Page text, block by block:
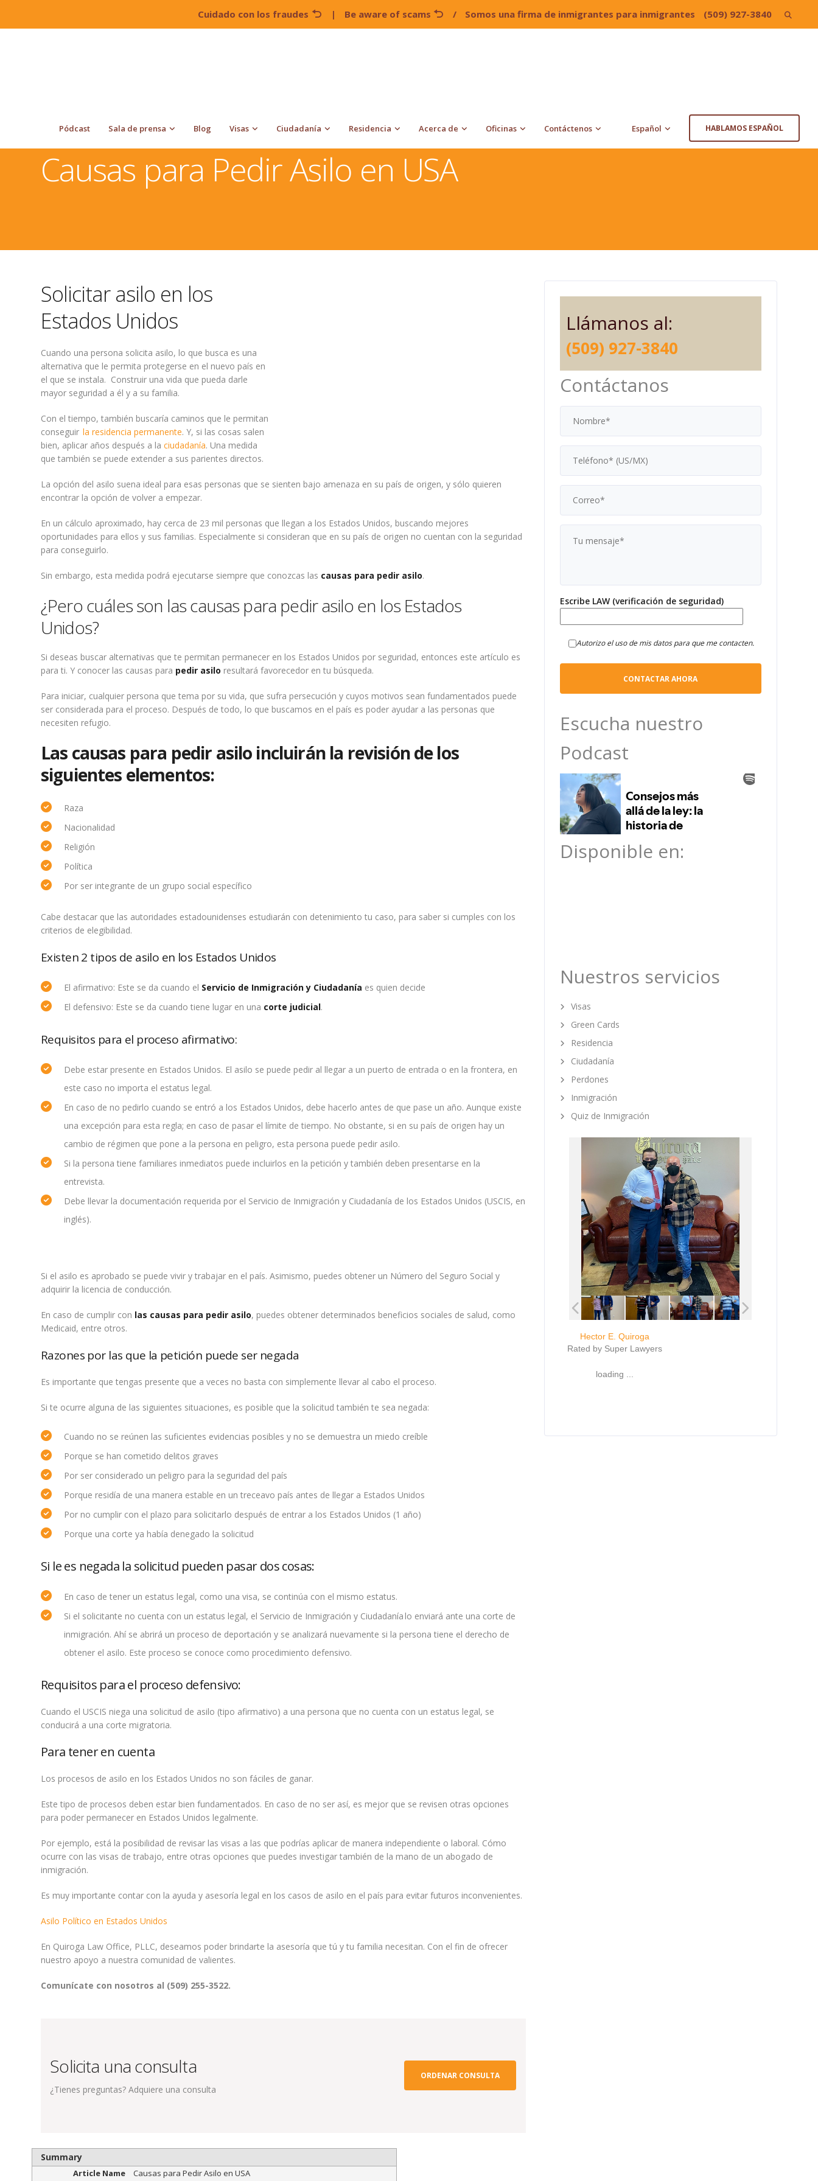
Cuidado con los fraudes | Be aware of scams / Somos una firma de inmigrantes para inmigrantes (509) 927-3840 Search
Pódcast Sala de prensa Blog Visas Ciudadanía Residencia Acerca de Oficinas Contáctenos Español HABLAMOS ESPAÑOL
Quiroga Law Office, PLLC Causas para Pedir Asilo en USA
Causas para Pedir Asilo en USA
Solicitar asilo en los
Estados Unidos
Cuando una persona solicita asilo, lo que busca es una
alternativa que le permita protegerse en el nuevo país en
el que se instala. Construir una vida que pueda darle
mayor seguridad a él y a su familia.
Con el tiempo, también buscaría caminos que le permitan
conseguir la residencia permanente. Y, si las cosas salen
bien, aplicar años después a la ciudadanía. Una medida
que también se puede extender a sus parientes directos.
La opción del asilo suena ideal para esas personas que se sienten bajo amenaza en su país de origen, y sólo quieren
encontrar la opción de volver a empezar.
En un cálculo aproximado, hay cerca de 23 mil personas que llegan a los Estados Unidos, buscando mejores
oportunidades para ellos y sus familias. Especialmente si consideran que en su país de origen no cuentan con la seguridad
para conseguirlo.
Sin embargo, esta medida podrá ejecutarse siempre que conozcas las causas para pedir asilo.
¿Pero cuáles son las causas para pedir asilo en los Estados
Unidos?
Si deseas buscar alternativas que te permitan permanecer en los Estados Unidos por seguridad, entonces este artículo es
para ti. Y conocer las causas para pedir asilo resultará favorecedor en tu búsqueda.
Para iniciar, cualquier persona que tema por su vida, que sufra persecución y cuyos motivos sean fundamentados puede
ser considerada para el proceso. Después de todo, lo que buscamos en el país es poder ayudar a las personas que
necesiten refugio.
Las causas para pedir asilo incluirán la revisión de los
siguientes elementos:
Raza
Nacionalidad
Religión
Política
Por ser integrante de un grupo social específico
Cabe destacar que las autoridades estadounidenses estudiarán con detenimiento tu caso, para saber si cumples con los
criterios de elegibilidad.
Existen 2 tipos de asilo en los Estados Unidos
El afirmativo: Este se da cuando el Servicio de Inmigración y Ciudadanía es quien decide
El defensivo: Este se da cuando tiene lugar en una corte judicial.
Requisitos para el proceso afirmativo:
Debe estar presente en Estados Unidos. El asilo se puede pedir al llegar a un puerto de entrada o en la frontera, en
este caso no importa el estatus legal.
En caso de no pedirlo cuando se entró a los Estados Unidos, debe hacerlo antes de que pase un año. Aunque existe
una excepción para esta regla; en caso de pasar el límite de tiempo. No obstante, si en su país de origen hay un
cambio de régimen que pone a la persona en peligro, esta persona puede pedir asilo.
Si la persona tiene familiares inmediatos puede incluirlos en la petición y también deben presentarse en la
entrevista.
Debe llevar la documentación requerida por el Servicio de Inmigración y Ciudadanía de los Estados Unidos (USCIS, en
inglés).
Si el asilo es aprobado se puede vivir y trabajar en el país. Asimismo, puedes obtener un Número del Seguro Social y
adquirir la licencia de conducción.
En caso de cumplir con las causas para pedir asilo, puedes obtener determinados beneficios sociales de salud, como
Medicaid, entre otros.
Razones por las que la petición puede ser negada
Es importante que tengas presente que a veces no basta con simplemente llevar al cabo el proceso.
Si te ocurre alguna de las siguientes situaciones, es posible que la solicitud también te sea negada:
Cuando no se reúnen las suficientes evidencias posibles y no se demuestra un miedo creíble
Porque se han cometido delitos graves
Por ser considerado un peligro para la seguridad del país
Porque residía de una manera estable en un treceavo país antes de llegar a Estados Unidos
Por no cumplir con el plazo para solicitarlo después de entrar a los Estados Unidos (1 año)
Porque una corte ya había denegado la solicitud
Si le es negada la solicitud pueden pasar dos cosas:
En caso de tener un estatus legal, como una visa, se continúa con el mismo estatus.
Si el solicitante no cuenta con un estatus legal, el Servicio de Inmigración y Ciudadanía lo enviará ante una corte de
inmigración. Ahí se abrirá un proceso de deportación y se analizará nuevamente si la persona tiene el derecho de
obtener el asilo. Este proceso se conoce como procedimiento defensivo.
Requisitos para el proceso defensivo:
Cuando el USCIS niega una solicitud de asilo (tipo afirmativo) a una persona que no cuenta con un estatus legal, se
conducirá a una corte migratoria.
Para tener en cuenta
Los procesos de asilo en los Estados Unidos no son fáciles de ganar.
Este tipo de procesos deben estar bien fundamentados. En caso de no ser así, es mejor que se revisen otras opciones
para poder permanecer en Estados Unidos legalmente.
Por ejemplo, está la posibilidad de revisar las visas a las que podrías aplicar de manera independiente o laboral. Cómo
ocurre con las visas de trabajo, entre otras opciones que puedes investigar también de la mano de un abogado de
inmigración.
Es muy importante contar con la ayuda y asesoría legal en los casos de asilo en el país para evitar futuros inconvenientes.
Asilo Político en Estados Unidos
En Quiroga Law Office, PLLC, deseamos poder brindarte la asesoría que tú y tu familia necesitan. Con el fin de ofrecer
nuestro apoyo a nuestra comunidad de valientes.
Comunícate con nosotros al (509) 255-3522.
Solicita una consulta
¿Tienes preguntas? Adquiere una consulta
ORDENAR CONSULTA
Llámanos al:
(509) 927-3840
Contáctanos
Escribe LAW (verificación de seguridad)
Autorizo el uso de mis datos para que me contacten.
Escucha nuestro
Podcast
Disponible en:
Nuestros servicios
Visas
Green Cards
Residencia
Ciudadanía
Perdones
Inmigración
Quiz de Inmigración
Hector E. Quiroga
Rated by Super Lawyers
loading ...
Summary
Article Name
Causas para Pedir Asilo en USA